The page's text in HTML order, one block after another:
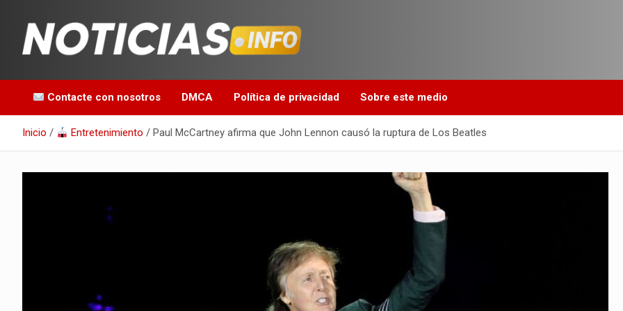
contenido
Noticias en español
Contacte con nosotros DMCA Política de privacidad Sobre este medio
Inicio Entretenimiento Paul McCartney afirma que John Lennon causó la ruptura de Los Beatles